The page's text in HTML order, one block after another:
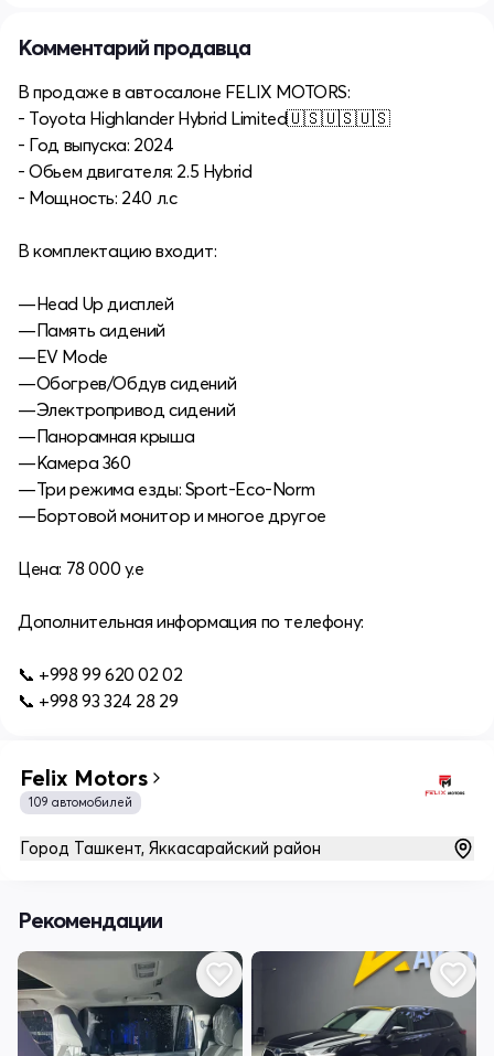
Комментарий продавца
В продаже в автосалоне FELIX MOTORS:
- Toyota Highlander Hybrid Limited🇺🇸🇺🇸🇺🇸
- Год выпуска: 2024
- Обьем двигателя: 2.5 Hybrid
- Мощность: 240 л.с
В комплектацию входит:
—Head Up дисплей
—Память сидений
—EV Mode
—Обогрев/Обдув сидений
—Электропривод сидений
—Панорамная крыша
—Камера 360
—Три режима езды: Sport-Eco-Norm
—Бортовой монитор и многое другое
Цена: 78 000 y.e
Дополнительная информация по телефону:
📞 +998 99 620 02 02
📞 +998 93 324 28 29
Felix Motors
109 автомобилей
Город Ташкент, Яккасарайский район
Рекомендации